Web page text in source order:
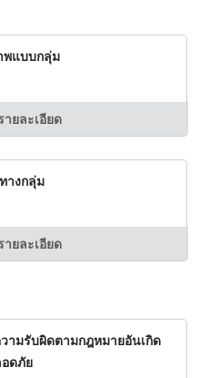
พแบบกลุ่ม
ายละเอียด
างกลุ่ม
ายละเอียด
ามรับผิดตามกฎหมายอันเกิด
ดภัย